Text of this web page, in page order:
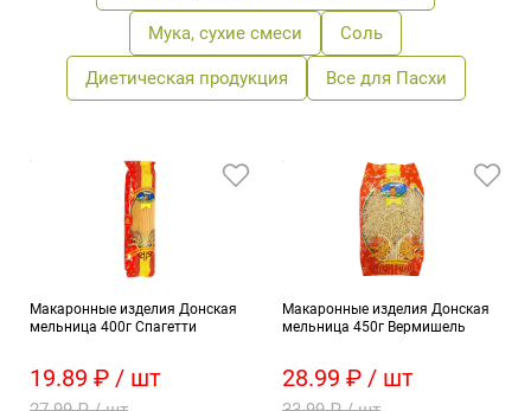
Мука, сухие смеси Соль
Диетическая продукция Все для Пасхи
Макаронные изделия Донская
мельница 400г Спагетти
19.89 ₽ / шт
Макаронные изделия Донская
мельница 450г Вермишель
28.99 ₽ / шт